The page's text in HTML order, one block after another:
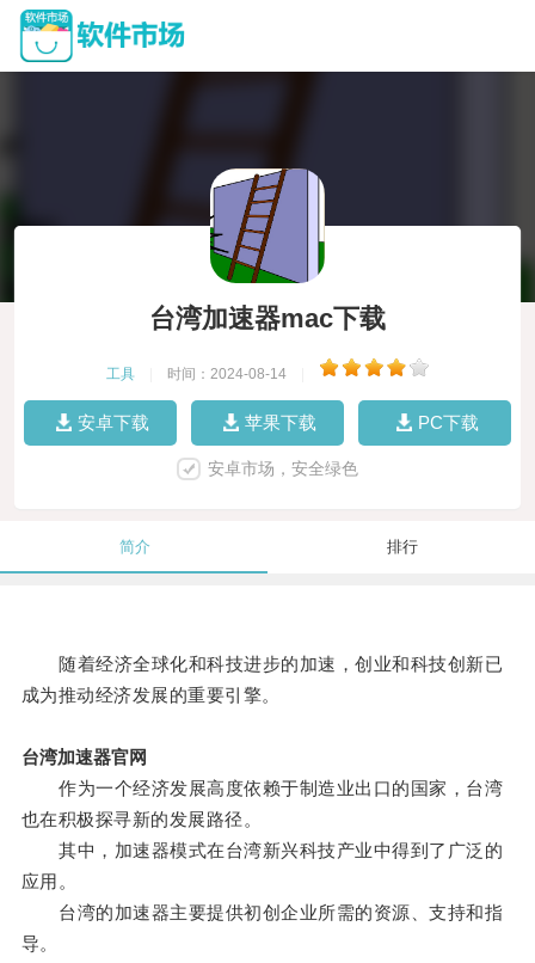
台湾加速器mac下载
工具 时间：2024-08-14
安卓下载 苹果下载 PC下载
安卓市场，安全绿色
简介 排行
随着经济全球化和科技进步的加速，创业和科技创新已
成为推动经济发展的重要引擎。
台湾加速器官网
作为一个经济发展高度依赖于制造业出口的国家，台湾
也在积极探寻新的发展路径。
其中，加速器模式在台湾新兴科技产业中得到了广泛的
应用。
台湾的加速器主要提供初创企业所需的资源、支持和指
导。